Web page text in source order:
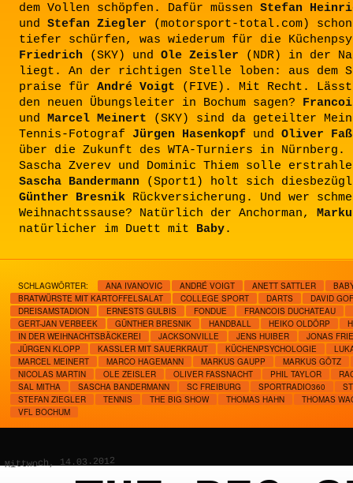
dem Vollen schöpfen. Dafür müssen Stefan
und Stefan Ziegler (motorsport-total.com)
tiefer schürfen, was wiederum für die
Friedrich (SKY) und Ole Zeisler (NDR) in der
liegt. An der richtigen Stelle loben: aus dem
praise für André Voigt (FIVE). Mit Recht.
den neuen Übungsleiter in Bochum sagen?
und Marcel Meinert (SKY) sind da geteilter
Tennis-Fotograf Jürgen Hasenkopf und Oliver
über die Zukunft des WTA-Turniers in Nürnberg.
Sascha Zverev und Dominic Thiem solle
Sascha Bandermann (Sport1) holt sich
Günther Bresnik Rückversicherung. Und wer
Weihnachtssause? Natürlich der Anchorman,
natürlicher im Duett mit Baby.
SCHLAGWÖRTER: ANA IVANOVIC ANDRÉ VOIGT ANETT SATTLER
BRATWÜRSTE MIT KARTOFFELSALAT
COLLEGE SPORT DARTS
DAVID
DREISAMSTADION
ERNESTS GULBIS FONDUE
FRANCOIS DUCHATEAU
GERT-JAN VERBEEK
GÜNTHER BRESNIK HANDBALL HEIKO OLDÖRP
IN DER WEIHNACHTSBÄCKEREI
JACKSONVILLE JENS HUIBER
JONAS
JÜRGEN KLOPP
KASSLER MIT SAUERKRAUT KÜCHENPSYCHOLOGIE
MARCEL MEINERT
MARCO HAGEMANN MARKUS GAUPP
MARKUS GÖTZ
NICOLAS MARTIN
OLE ZEISLER OLIVER FASSNACHT PHIL TAYLOR
SAL MITHA
SASCHA BANDERMANN SC FREIBURG SPORTRADIO360
STEFAN ZIEGLER
TENNIS THE BIG SHOW THOMAS HAHN
THOMAS
VFL BOCHUM
Mittwoch, 14.03.2012